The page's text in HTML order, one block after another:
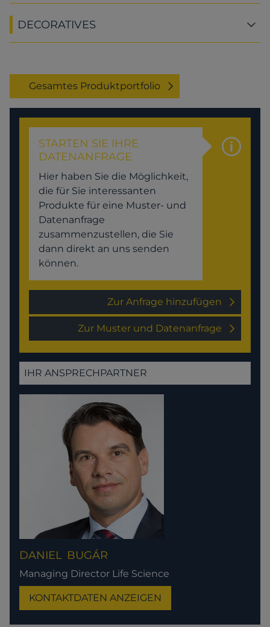
DECORATIVES
Gesamtes Produktportfolio
STARTEN SIE IHRE
DATENANFRAGE
Hier haben Sie die Möglichkeit,
die für Sie interessanten
Produkte für eine Muster- und
Datenanfrage
zusammenzustellen, die Sie
dann direkt an uns senden
können.
Zur Anfrage hinzufügen
Zur Muster und Datenanfrage
IHR ANSPRECHPARTNER
DANIEL BUGÁR
Managing Director Life Science
KONTAKTDATEN ANZEIGEN